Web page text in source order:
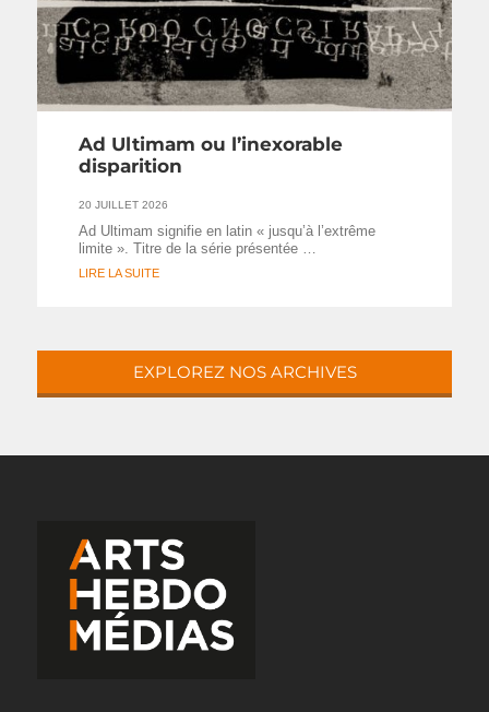
Ad Ultimam ou l’inexorable
disparition
20 JUILLET 2026
Ad Ultimam signifie en latin « jusqu’à l’extrême
limite ». Titre de la série présentée …
LIRE LA SUITE
EXPLOREZ NOS ARCHIVES